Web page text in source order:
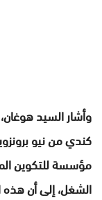
وأشار السيد
كندي من نيو
مؤسسة للتكوين
الشغل، إلى أن هذه